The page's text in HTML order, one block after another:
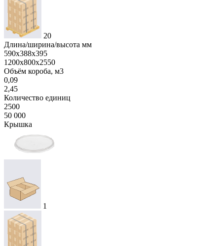
20
Длина/ширина/высота мм
590х388х395
1200х800х2550
Объём короба, м3
0,09
2,45
Количество единиц
2500
50 000
Крышка
1